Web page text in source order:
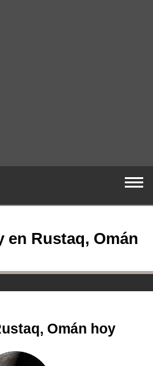
en Rustaq, Omán
Omán hoy